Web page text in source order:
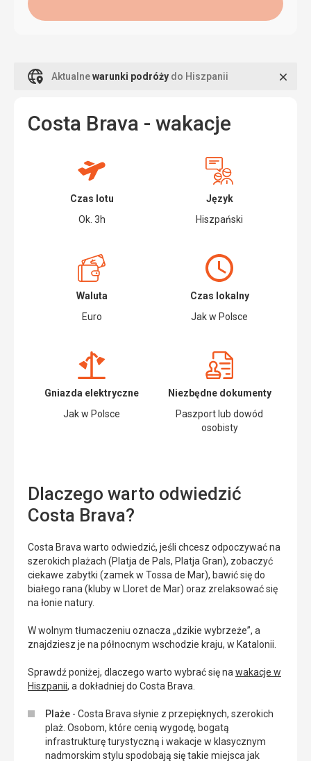
Aktualnewarunki podróży do Hiszpanii
Costa Brava - wakacje
Czas lotu
Ok. 3h
Język
Hiszpański
Waluta
Euro
Czas lokalny
Jak w Polsce
Gniazda elektryczne
Jak w Polsce
Niezbędne dokumenty
Paszport lub dowód
osobisty
Dlaczego warto odwiedzić
Costa Brava?
Costa Brava warto odwiedzić, jeśli chcesz odpoczywać na
szerokich plażach (Platja de Pals, Platja Gran), zobaczyć
ciekawe zabytki (zamek w Tossa de Mar), bawić się do
białego rana (kluby w Lloret de Mar) oraz zrelaksować się
na łonie natury.
W wolnym tłumaczeniu oznacza „dzikie wybrzeże”, a
znajdziesz je na północnym wschodzie kraju, w Katalonii.
Sprawdź poniżej, dlaczego warto wybrać się na wakacje w
Hiszpanii, a dokładniej do Costa Brava.
Plaże - Costa Brava słynie z przepięknych, szerokich
plaż. Osobom, które cenią wygodę, bogatą
infrastrukturę turystyczną i wakacje w klasycznym
nadmorskim stylu spodobają się takie miejsca jak